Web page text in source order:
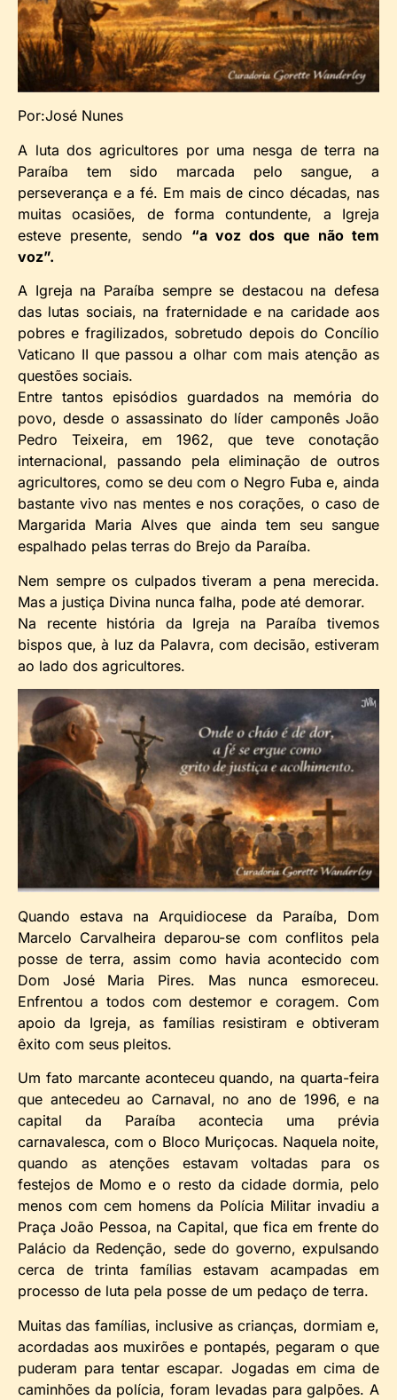
Por:José Nunes
A luta dos agricultores por uma nesga de terra na
Paraíba tem sido marcada pelo sangue, a
perseverança e a fé. Em mais de cinco décadas, nas
muitas ocasiões, de forma contundente, a Igreja
esteve presente, sendo “a voz dos que não tem
voz”.
A Igreja na Paraíba sempre se destacou na defesa
das lutas sociais, na fraternidade e na caridade aos
pobres e fragilizados, sobretudo depois do Concílio
Vaticano II que passou a olhar com mais atenção as
questões sociais.
Entre tantos episódios guardados na memória do
povo, desde o assassinato do líder camponês João
Pedro Teixeira, em 1962, que teve conotação
internacional, passando pela eliminação de outros
agricultores, como se deu com o Negro Fuba e, ainda
bastante vivo nas mentes e nos corações, o caso de
Margarida Maria Alves que ainda tem seu sangue
espalhado pelas terras do Brejo da Paraíba.
Nem sempre os culpados tiveram a pena merecida.
Mas a justiça Divina nunca falha, pode até demorar.
Na recente história da Igreja na Paraíba tivemos
bispos que, à luz da Palavra, com decisão, estiveram
ao lado dos agricultores.
Quando estava na Arquidiocese da Paraíba, Dom
Marcelo Carvalheira deparou-se com conflitos pela
posse de terra, assim como havia acontecido com
Dom José Maria Pires. Mas nunca esmoreceu.
Enfrentou a todos com destemor e coragem. Com
apoio da Igreja, as famílias resistiram e obtiveram
êxito com seus pleitos.
Um fato marcante aconteceu quando, na quarta-feira
que antecedeu ao Carnaval, no ano de 1996, e na
capital da Paraíba acontecia uma prévia
carnavalesca, com o Bloco Muriçocas. Naquela noite,
quando as atenções estavam voltadas para os
festejos de Momo e o resto da cidade dormia, pelo
menos com cem homens da Polícia Militar invadiu a
Praça João Pessoa, na Capital, que fica em frente do
Palácio da Redenção, sede do governo, expulsando
cerca de trinta famílias estavam acampadas em
processo de luta pela posse de um pedaço de terra.
Muitas das famílias, inclusive as crianças, dormiam e,
acordadas aos muxirões e pontapés, pegaram o que
puderam para tentar escapar. Jogadas em cima de
caminhões da polícia, foram levadas para galpões. A